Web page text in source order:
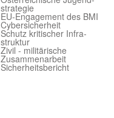
strategie
EU-Engagement des BMI
Cybersicherheit
Schutz kritischer Infra­
struktur
Zivil - militärische
Zusammen­arbeit
Sicherheits­bericht